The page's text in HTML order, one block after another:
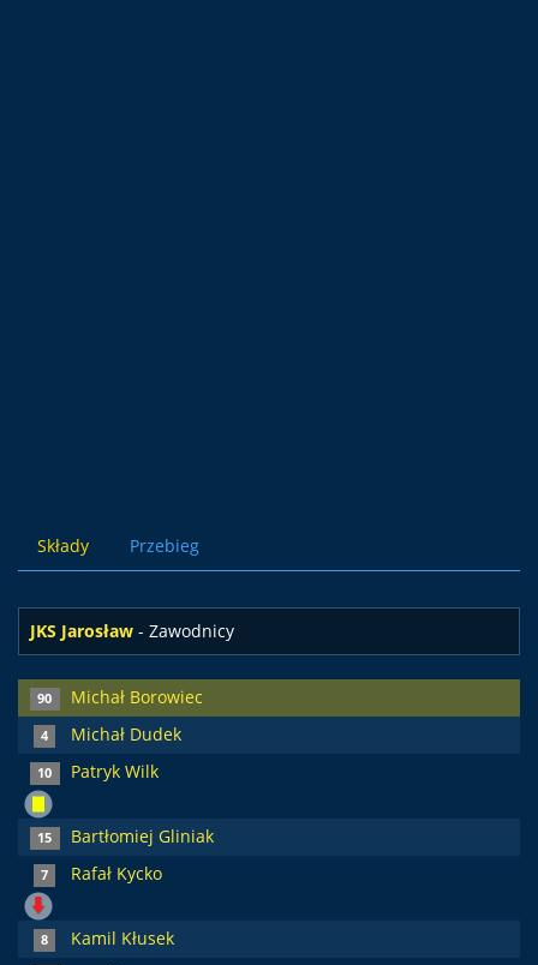
Składy Przebieg
JKS Jarosław - Zawodnicy
90 Michał Borowiec
4 Michał Dudek
10 Patryk Wilk
15 Bartłomiej Gliniak
7 Rafał Kycko
8 Kamil Kłusek